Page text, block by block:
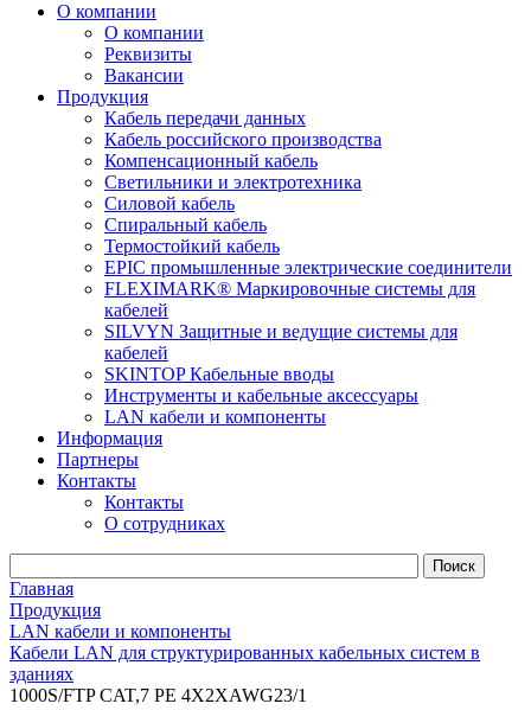
О компании
О компании
Реквизиты
Вакансии
Продукция
Кабель передачи данных
Кабель российского производства
Компенсационный кабель
Светильники и электротехника
Силовой кабель
Спиральный кабель
Термостойкий кабель
EPIC промышленные электрические соединители
FLEXIMARK® Маркировочные системы для
кабелей
SILVYN Защитные и ведущие системы для
кабелей
SKINTOP Кабельные вводы
Инструменты и кабельные аксессуары
LAN кабели и компоненты
Информация
Партнеры
Контакты
Контакты
О сотрудниках
Главная
Продукция
LAN кабели и компоненты
Кабели LAN для структурированных кабельных систем в
зданиях
1000S/FTP CAT,7 PE 4X2XAWG23/1